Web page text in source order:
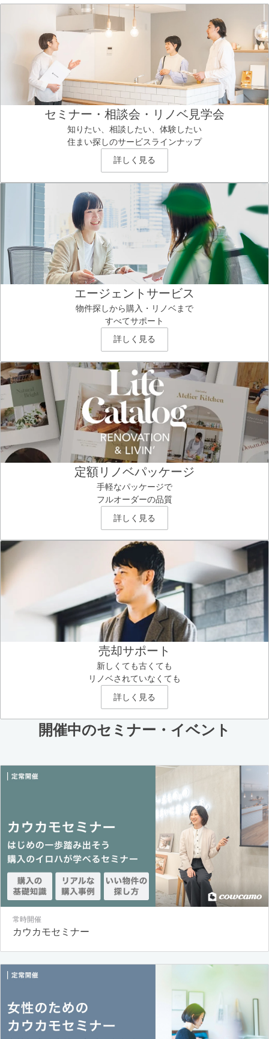
セミナー・相談会・リノベ見学会
知りたい、相談したい、体験したい
住まい探しのサービスラインナップ
詳しく見る
エージェントサービス
物件探しから購入・リノベまで
すべてサポート
詳しく見る
定額リノベパッケージ
手軽なパッケージで
フルオーダーの品質
詳しく見る
売却サポート
新しくても古くても
リノベされていなくても
詳しく見る
開催中のセミナー・イベント
常時開催
カウカモセミナー